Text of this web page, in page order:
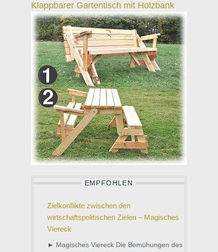
Klappbarer Gartentisch mit Holzbank
EMPFOHLEN
Zielkonflikte zwischen den
wirtschaftspolitischen Zielen – Magisches
Viereck
► Magisches Viereck Die Bemühungen des